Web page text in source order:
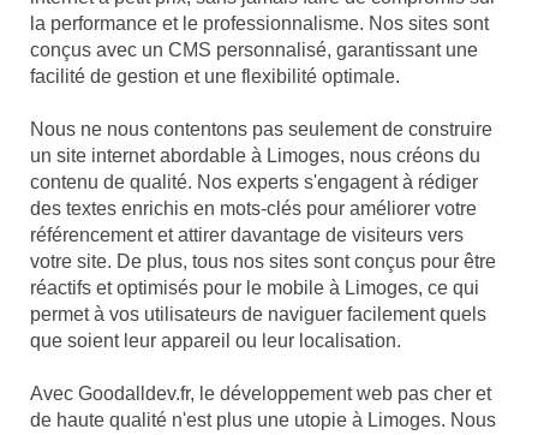
la performance et le professionnalisme. Nos sites sont
conçus avec un CMS personnalisé, garantissant une
facilité de gestion et une flexibilité optimale.
Nous ne nous contentons pas seulement de construire
un site internet abordable à Limoges, nous créons du
contenu de qualité. Nos experts s'engagent à rédiger
des textes enrichis en mots-clés pour améliorer votre
référencement et attirer davantage de visiteurs vers
votre site. De plus, tous nos sites sont conçus pour être
réactifs et optimisés pour le mobile à Limoges, ce qui
permet à vos utilisateurs de naviguer facilement quels
que soient leur appareil ou leur localisation.
Avec Goodalldev.fr, le développement web pas cher et
de haute qualité n'est plus une utopie à Limoges. Nous